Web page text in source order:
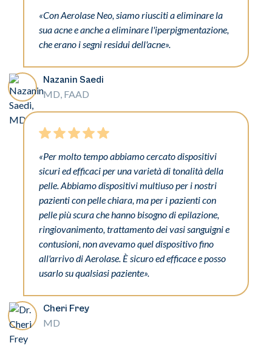
«Con Aerolase Neo, siamo riusciti a eliminare la
sua acne e anche a eliminare l'iperpigmentazione,
che erano i segni residui dell'acne».
Nazanin Saedi
MD, FAAD
«Per molto tempo abbiamo cercato dispositivi
sicuri ed efficaci per una varietà di tonalità della
pelle. Abbiamo dispositivi multiuso per i nostri
pazienti con pelle chiara, ma per i pazienti con
pelle più scura che hanno bisogno di epilazione,
ringiovanimento, trattamento dei vasi sanguigni e
contusioni, non avevamo quel dispositivo fino
all'arrivo di Aerolase. È sicuro ed efficace e posso
usarlo su qualsiasi paziente».
Cheri Frey
MD